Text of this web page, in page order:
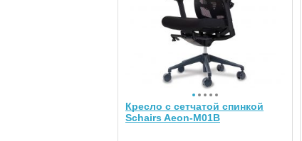
Кресло с сетчатой спинкой
Schairs Aeon-М01В